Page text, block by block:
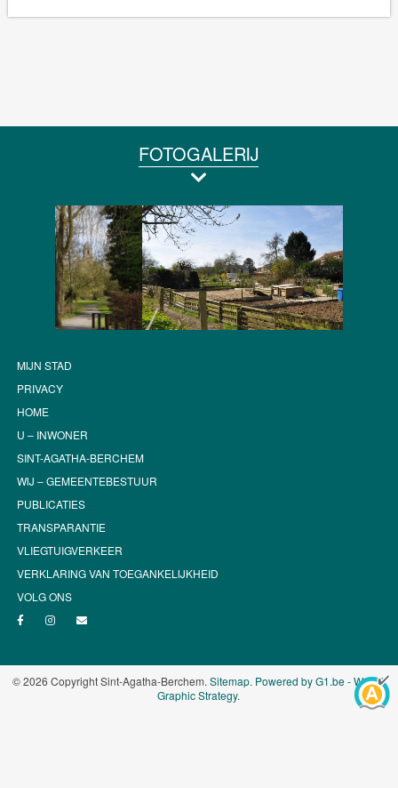
FOTOGALERIJ
MIJN STAD
PRIVACY
HOME
U – INWONER
SINT-AGATHA-BERCHEM
WIJ – GEMEENTEBESTUUR
PUBLICATIES
TRANSPARANTIE
VLIEGTUIGVERKEER
VERKLARING VAN TOEGANKELIJKHEID
VOLG ONS
© 2026 Copyright Sint-Agatha-Berchem. Sitemap. Powered by G1.be - Web &
Graphic Strategy.